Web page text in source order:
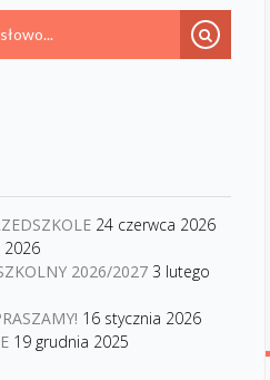
24 czerwca 2026
2026
2026/2027 3 lutego
16 stycznia 2026
19 grudnia 2025